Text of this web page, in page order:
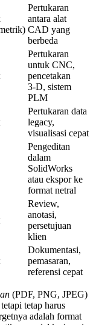
Pertukaran
antara alat
CAD yang
berbeda
Pertukaran
untuk CNC,
pencetakan
3‑D, sistem
PLM
Pertukaran data
legacy,
visualisasi cepat
Pengeditan
dalam
SolidWorks
atau ekspor ke
format netral
Review,
anotasi,
persetujuan
klien
Dokumentasi,
pemasaran,
referensi cepat
(PDF, PNG, JPEG)
tetap harus
adalah format